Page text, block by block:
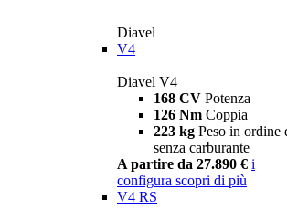
Diavel
V4
Diavel V4
168 CV Potenza
126 Nm Coppia
223 kg Peso in ordine
senza carburante
A partire da 27.890 € i
configura scopri di più
V4 RS